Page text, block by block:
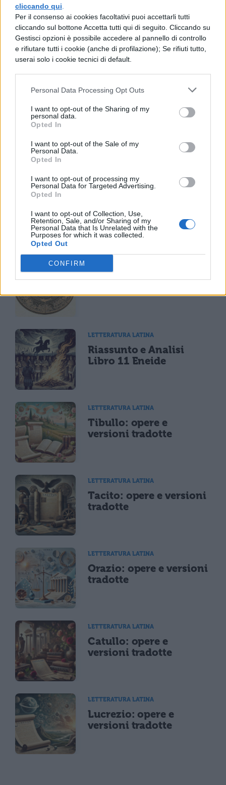
cliccando qui
Per il consenso ai cookies facoltativi puoi accettarli tutti
cliccando sul bottone Accetta tutti qui di seguito. Cliccando su
Gestisci opzioni è possibile accedere al pannello di controllo
e rifiutare tutti i cookie (anche di profilazione); Se rifiuti tutto,
userai solo i cookie tecnici di default.
Personal Data Processing Opt Outs
I want to opt-out of the Sharing of my
personal data.
Opted In
I want to opt-out of the Sale of my
Personal Data.
Opted In
I want to opt-out of processing my
Personal Data for Targeted Advertising.
Opted In
I want to opt-out of Collection, Use,
Retention, Sale, and/or Sharing of my
Personal Data that Is Unrelated with the
Purposes for which it was collected.
Opted Out
CONFIRM
contro il suo divieto, fu liberato grazie
allimmenso favore dei soldati e del popolo.
Infatti si levò contro Papirio una tale
sedizione che per poco lui stesso non fu
ucciso.
LETTERATURA LATINA
Riassunto libro per
LETTERATURA LATINA
Riassunto e Analisi
Libro 11 Eneide
LETTERATURA LATINA
Tibullo: opere e
versioni tradotte
LETTERATURA LATINA
Tacito: opere e versioni
tradotte
LETTERATURA LATINA
Orazio: opere e versioni
tradotte
LETTERATURA LATINA
Catullo: opere e
versioni tradotte
LETTERATURA LATINA
Lucrezio: opere e
versioni tradotte